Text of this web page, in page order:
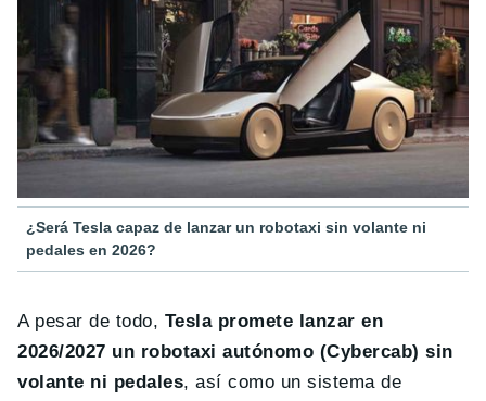
¿Será Tesla capaz de lanzar un robotaxi sin volante ni
pedales en 2026?
A pesar de todo, Tesla promete lanzar en
2026/2027 un robotaxi autónomo (Cybercab) sin
volante ni pedales, así como un sistema de